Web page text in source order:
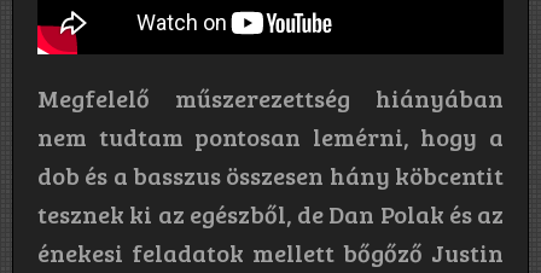
Megfelelő műszerezettség hiányában
nem tudtam pontosan lemérni, hogy a
dob és a basszus összesen hány köbcentit
tesznek ki az egészből, de Dan Polak és az
énekesi feladatok mellett bőgőző Justin